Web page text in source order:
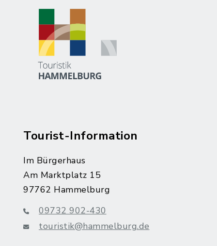
Tourist-Information
Im Bürgerhaus
Am Marktplatz 15
97762 Hammelburg
09732 902-430
touristik@hammelburg.de